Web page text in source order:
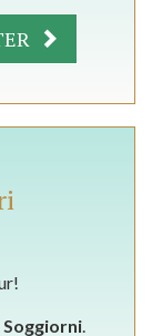
Soggiorni.